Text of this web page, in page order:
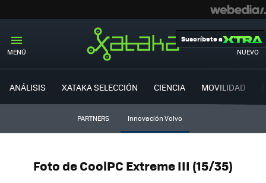
MENÚ NUEVO
Suscríbete a
ANÁLISIS XATAKA SELECCIÓN CIENCIA MOVILIDAD
PARTNERS Innovación Volvo
Foto de CoolPC Extreme III (15/35)